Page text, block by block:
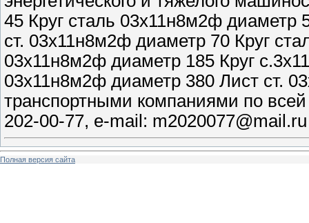
45 Круг сталь 03х11н8м2ф диаметр
ст. 03х11н8м2ф диаметр 70 Круг
03х11н8м2ф диаметр 185 Круг
03х11н8м2ф диаметр 380 Лист ст.
транспортными компаниями по
202-00-77, e-mail:
Полная версия сайта